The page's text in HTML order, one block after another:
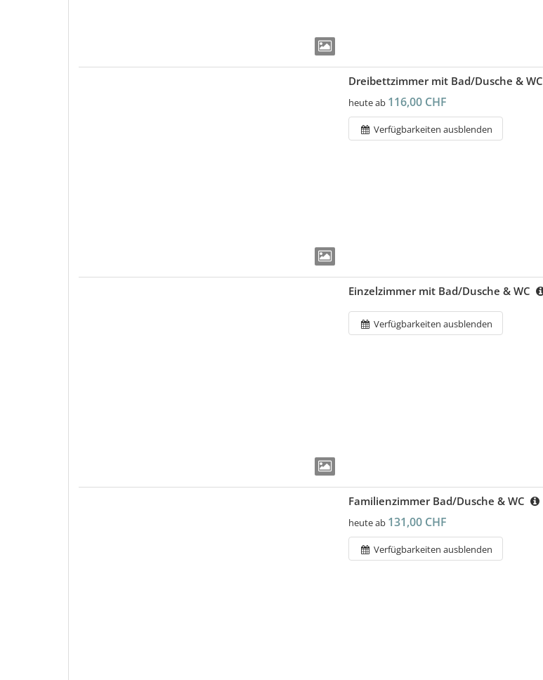
Dreibettzimmer mit Bad/Dusche & WC
heute ab 116,00 CHF
Verfügbarkeiten ausblenden
Einzelzimmer mit Bad/Dusche & WC
Verfügbarkeiten ausblenden
Familienzimmer Bad/Dusche & WC
heute ab 131,00 CHF
Verfügbarkeiten ausblenden